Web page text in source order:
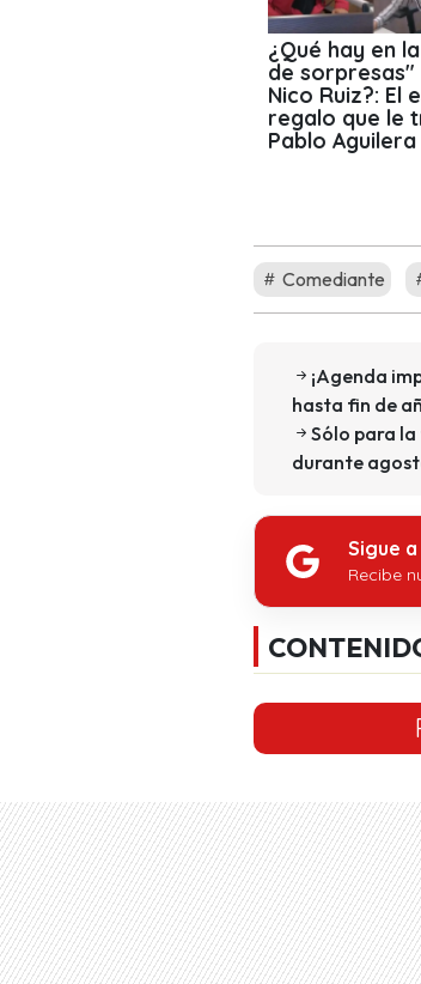
¿Qué hay en
de sorpresas"
Nico Ruiz?: El
regalo que le
Pablo Aguilera
Comediante
¡Agenda
hasta fin de
Sólo para
durante
Sigue
Recibe